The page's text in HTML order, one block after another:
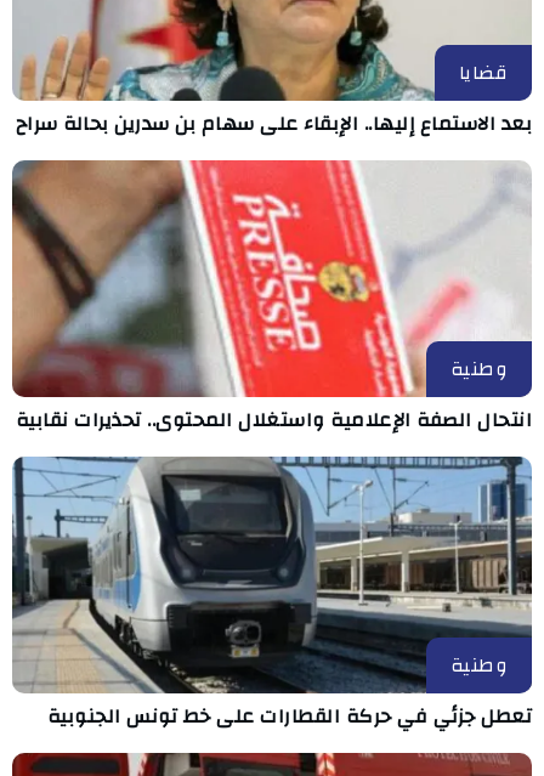
قضايا
بعد الاستماع إليها.. الإبقاء على سهام بن سدرين بحالة سراح
وطنية
انتحال الصفة الإعلامية واستغلال المحتوى.. تحذيرات نقابية
وطنية
تعطل جزئي في حركة القطارات على خط تونس الجنوبية